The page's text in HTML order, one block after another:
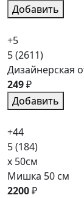
Добавить
+5
5(2611)
Дизайнерская
249₽
Добавить
+44
5(184)
x 50см
Мишка 50 см
2200₽